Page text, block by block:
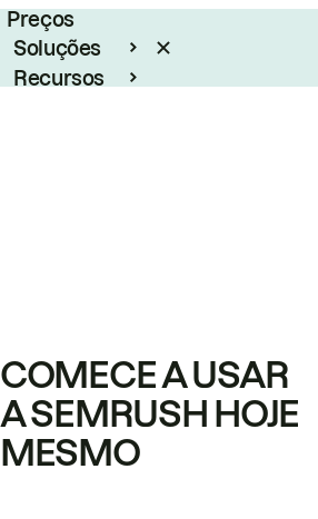
Preços
Soluções
Recursos
COMECE A USAR
A SEMRUSH HOJE
MESMO